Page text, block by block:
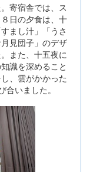
寄宿舎では、ス
日の夕食は、十
まし汁」「うさ
見団子」のデザ
また、十五夜に
識を深めること
、雲がかかった
いました。